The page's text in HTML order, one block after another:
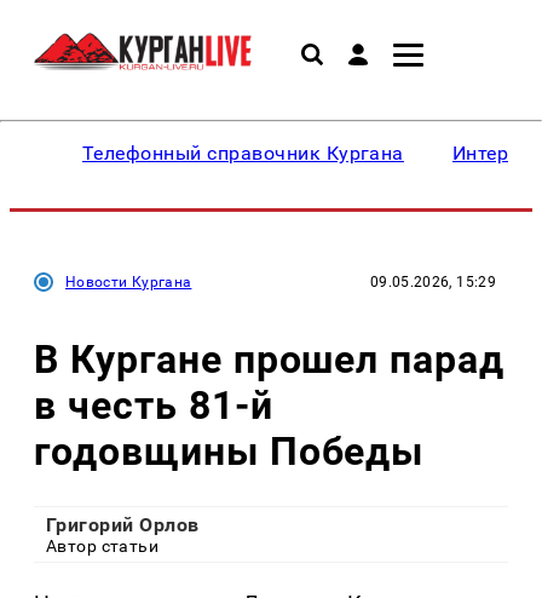
Телефонный справочник Кургана
Новости Кургана 09.05.2026, 15:29
В Кургане прошел парад
в честь 81-й
годовщины Победы
Григорий Орлов
Автор статьи